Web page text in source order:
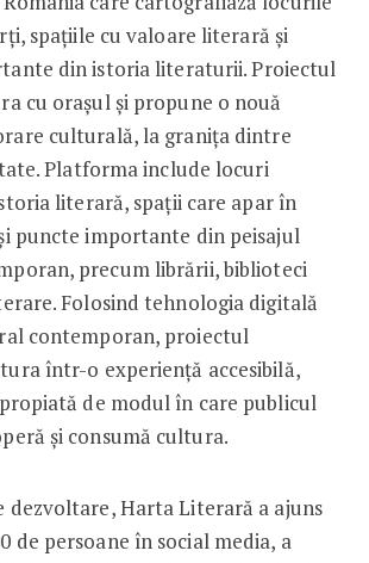
spațiile cu valoare literară și
din istoria literaturii. Proiectul
cu orașul și propune o nouă
culturală, la granița dintre
Platforma include locuri
literară, spații care apar în
puncte importante din peisajul
precum librării, biblioteci
Folosind tehnologia digitală
contemporan, proiectul
într-o experiență accesibilă,
de modul în care publicul
și consumă cultura.
dezvoltare, Harta Literară a ajuns
de persoane în social media, a